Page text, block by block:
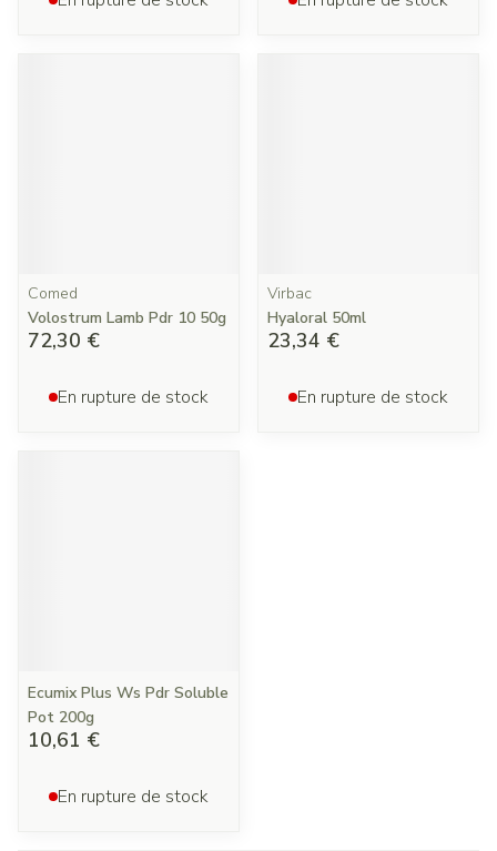
Comed
Volostrum Lamb Pdr 10 50g
72,30 €
En rupture de stock
Virbac
Hyaloral 50ml
23,34 €
En rupture de stock
Ecumix Plus Ws Pdr Soluble
Pot 200g
10,61 €
En rupture de stock